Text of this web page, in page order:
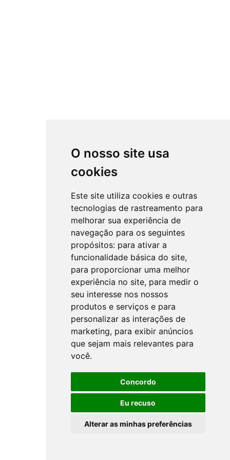
O nosso site usa
cookies
Este site utiliza cookies e outras
tecnologias de rastreamento para
melhorar sua experiência de
navegação para os seguintes
propósitos: para ativar a
funcionalidade básica do site,
para proporcionar uma melhor
experiência no site, para medir o
seu interesse nos nossos
produtos e serviços e para
personalizar as interações de
marketing, para exibir anúncios
que sejam mais relevantes para
você.
Concordo
Eu recuso
Alterar as minhas preferências